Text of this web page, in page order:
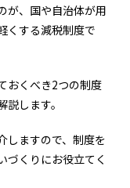
が、国や自治体が用
くする減税制度で
おくべき2つの制度
します。
しますので、制度を
づくりにお役立てく